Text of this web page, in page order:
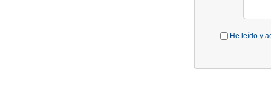
He leído y